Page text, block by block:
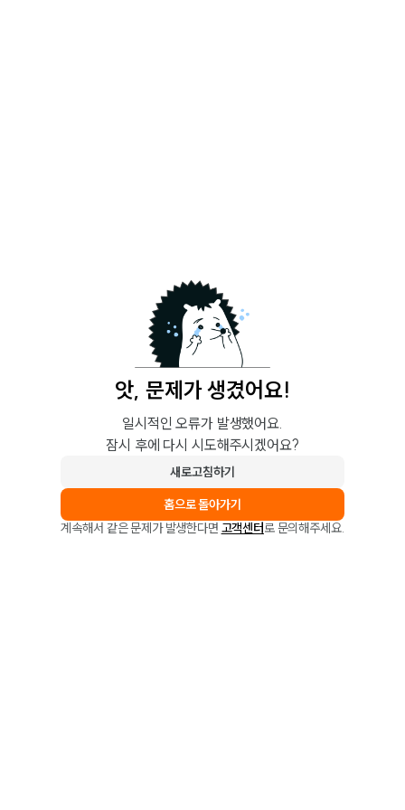
앗, 문제가 생겼어요!
일시적인 오류가 발생했어요.
잠시 후에 다시 시도해주시겠어요?
새로고침하기
홈으로 돌아가기
계속해서 같은 문제가 발생한다면 고객센터로 문의해주세요.